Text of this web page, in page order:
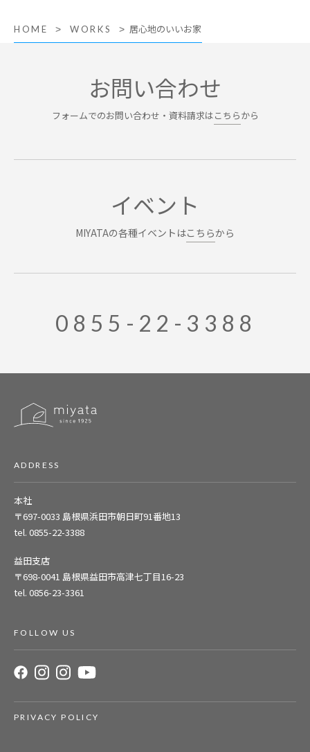
HOME WORKS 居心地のいいお家
お問い合わせ
フォームでのお問い合わせ・資料請求はこちらから
イベント
MIYATAの各種イベントはこちらから
0855-22-3388
ADDRESS
本社
〒697-0033 島根県浜田市朝日町91番地13
tel. 0855-22-3388
益田支店
〒698-0041 島根県益田市高津七丁目16-23
tel. 0856-23-3361
FOLLOW US
PRIVACY POLICY